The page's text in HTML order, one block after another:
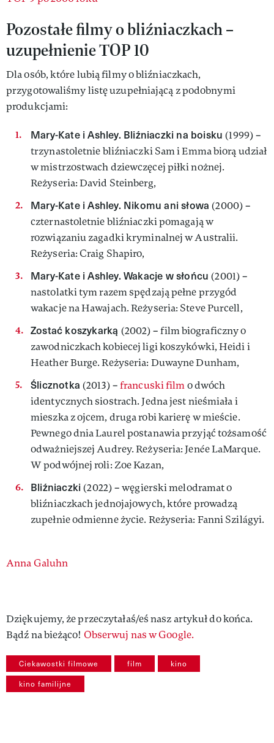
Pozostałe filmy o bliźniaczkach –
uzupełnienie TOP 10
Dla osób, które lubią filmy o bliźniaczkach,
przygotowaliśmy listę uzupełniającą z podobnymi
produkcjami:
Mary-Kate i Ashley. Bliźniaczki na boisku (1999) –
trzynastoletnie bliźniaczki Sam i Emma biorą udział
w mistrzostwach dziewczęcej piłki nożnej.
Reżyseria: David Steinberg,
Mary-Kate i Ashley. Nikomu ani słowa (2000) –
czternastoletnie bliźniaczki pomagają w
rozwiązaniu zagadki kryminalnej w Australii.
Reżyseria: Craig Shapiro,
Mary-Kate i Ashley. Wakacje w słońcu (2001) –
nastolatki tym razem spędzają pełne przygód
wakacje na Hawajach. Reżyseria: Steve Purcell,
Zostać koszykarką (2002) – film biograficzny o
zawodniczkach kobiecej ligi koszykówki, Heidi i
Heather Burge. Reżyseria: Duwayne Dunham,
Ślicznotka (2013) –francuski filmo dwóch
identycznych siostrach. Jedna jest nieśmiała i
mieszka z ojcem, druga robi karierę w mieście.
Pewnego dnia Laurel postanawia przyjąć tożsamość
odważniejszej Audrey. Reżyseria: Jenée LaMarque.
W podwójnej roli: Zoe Kazan,
Bliźniaczki (2022) – węgierski melodramat o
bliźniaczkach jednojajowych, które prowadzą
zupełnie odmienne życie. Reżyseria: Fanni Szilágyi.
Authors
Anna Galuhn
Dziękujemy, że przeczytałaś/eś nasz artykuł do końca.
Bądź na bieżąco! Obserwuj nas w Google.
Ciekawostki filmowe film kino
kino familijne